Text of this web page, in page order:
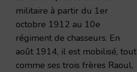
militaire à partir du 1er
octobre 1912 au 10e
régiment de chasseurs. En
août 1914, il est mobilisé, tout
comme ses trois frères Raoul,